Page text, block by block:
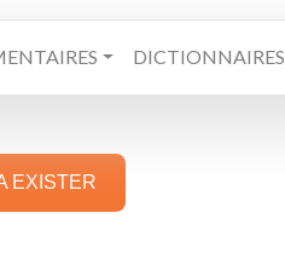
DICTIONNAIRES
EXISTER